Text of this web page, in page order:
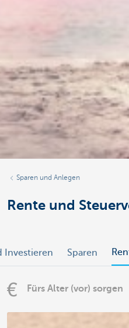
Sparen und Anlegen
Rente und
Investieren Sparen
Fürs Alter (vor) sorgen